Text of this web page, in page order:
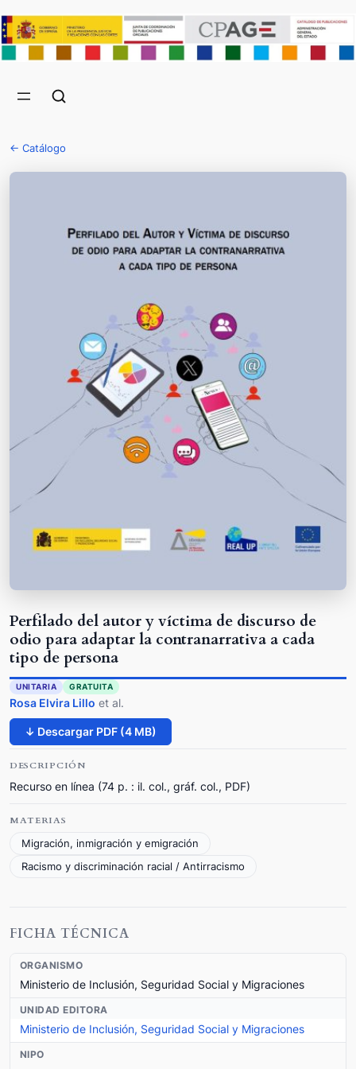
← Catálogo
Perfilado del autor y víctima de discurso de
odio para adaptar la contranarrativa a cada
tipo de persona
UNITARIA GRATUITA
Rosa Elvira Lillo et al.
↓ Descargar PDF (4 MB)
DESCRIPCIÓN
Recurso en línea (74 p. : il. col., gráf. col., PDF)
MATERIAS
Migración, inmigración y emigración
Racismo y discriminación racial / Antirracismo
FICHA TÉCNICA
ORGANISMO
Ministerio de Inclusión, Seguridad Social y Migraciones
UNIDAD EDITORA
Ministerio de Inclusión, Seguridad Social y Migraciones
NIPO